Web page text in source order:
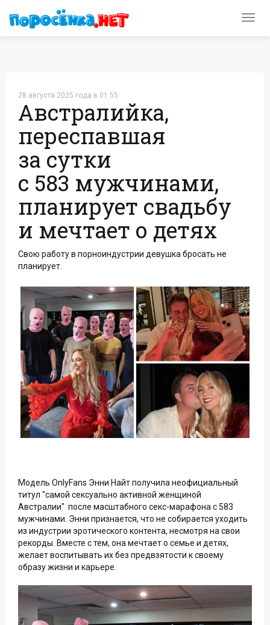
28 августа 2025 года в 01:55
Австралийка,
переспавшая
за сутки
с 583 мужчинами,
планирует свадьбу
и мечтает о детях
Свою работу в порноиндустрии девушка бросать не
планирует.
Модель OnlyFans Энни Найт получила неофициальный
титул "самой сексуально активной женщиной
Австралии" после масштабного секс-марафона с 583
мужчинами. Энни признается, что не собирается уходить
из индустрии эротического контента, несмотря на свои
рекорды. Вместе с тем, она мечтает о семье и детях,
желает воспитывать их без предвзятости к своему
образу жизни и карьере.